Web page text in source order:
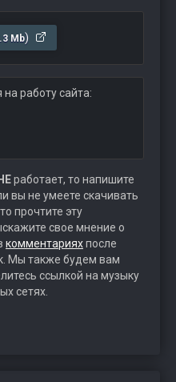
Mb)
работу сайта:
НЕработает, то напишите
вы не умеете скачивать
прочтите эту
свое мнение о
комментарияхпосле
Мы также будем вам
ссылкой на музыку
сетях.